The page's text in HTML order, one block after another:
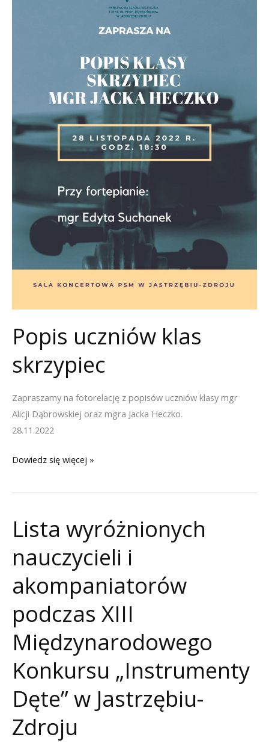
Popis uczniów klas
skrzypiec
Zapraszamy na fotorelację z popisów uczniów klasy mgr
Alicji Dąbrowskiej oraz mgra Jacka Heczko.
28.11.2022
Popis
klas
Dowiedz się więcej »
Lista wyróżnionych
nauczycieli i
akompaniatorów
podczas XIII
Międzynarodowego
Konkursu „Instrumenty
Dęte” w Jastrzębiu-
Zdroju